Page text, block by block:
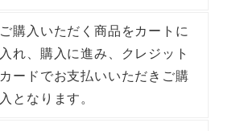
ご購入いただく商品をカートに
入れ、購入に進み、クレジット
カードでお支払いいただきご購
入となります。